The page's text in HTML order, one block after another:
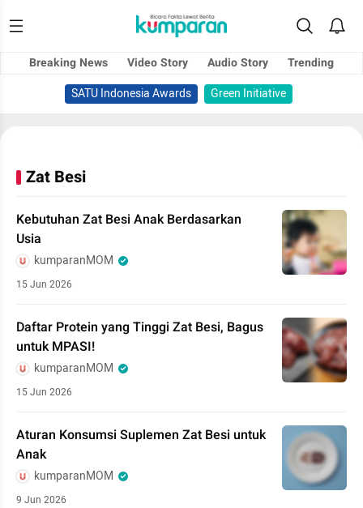
Breaking News Video Story Audio Story
Trending
SATU Indonesia Awards
Green Initiative
Zat Besi
Kebutuhan Zat Besi Anak Berdasarkan
Usia
kumparanMOM
15 Jun 2026
Daftar Protein yang Tinggi Zat Besi, Bagus
untuk MPASI!
kumparanMOM
15 Jun 2026
Aturan Konsumsi Suplemen Zat Besi untuk
Anak
kumparanMOM
9 Jun 2026